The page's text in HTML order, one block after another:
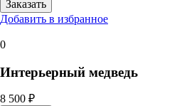
Добавить в избранное
0
Интерьерный медведь
8 500 ₽